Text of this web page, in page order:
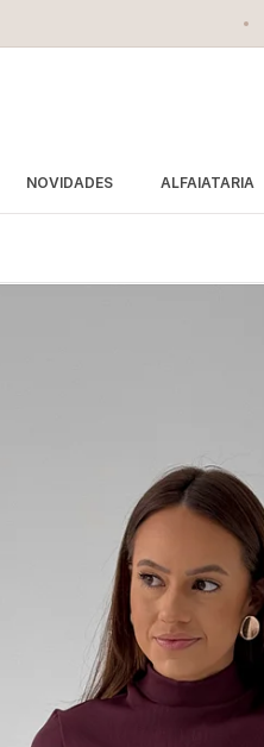
NOVIDADES ALFAIATARIA